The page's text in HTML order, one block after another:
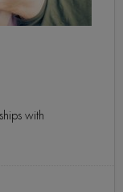
with